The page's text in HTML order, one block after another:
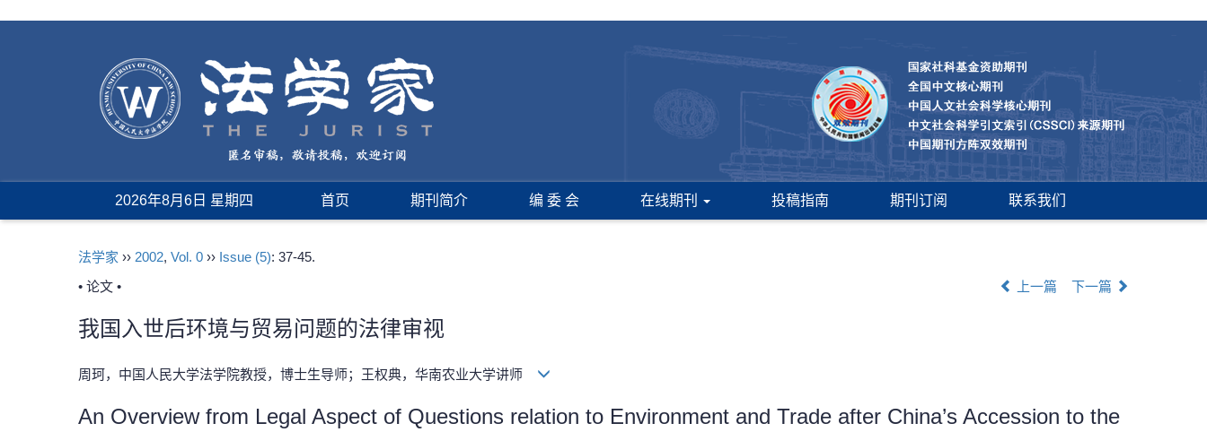
2026年8月6日 星期四 首页 期刊简介 编 委 会 在线期刊 投稿指南 期刊订阅 联系我们
法学家 ›› 2002, Vol. 0 ›› Issue (5): 37-45.
• 论文 •
上一篇 下一篇
我国入世后环境与贸易问题的法律审视
周珂，中国人民大学法学院教授，博士生导师；王权典，华南农业大学讲师
An Overview from Legal Aspect of Questions relation to Environment and Trade after China’s Accession to the